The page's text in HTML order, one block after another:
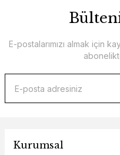
E-postalarımızı almak için
Kurumsal